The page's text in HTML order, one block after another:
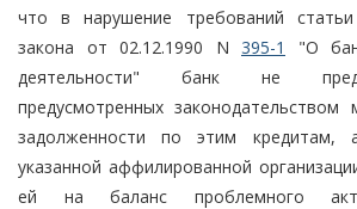
что в нарушение требований
закона от 02.12.1990 N 395-1
"О
деятельности" банк не
предусмотренных законодательством
задолженности по этим кредитам,
указанной аффилированной
ей на баланс проблемного